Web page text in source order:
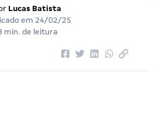
Lucas Batista
em 24/02/25
min. de leitura